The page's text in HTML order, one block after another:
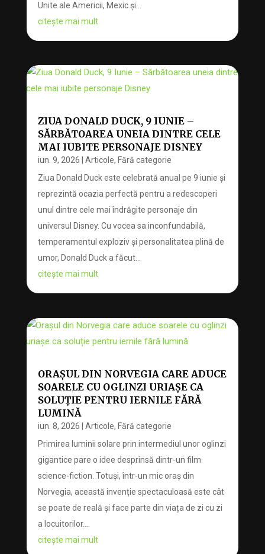
Unite ale Americii, Mexic și...
citește mai mult
ZIUA DONALD DUCK, 9 IUNIE –
SĂRBĂTOAREA UNEIA DINTRE CELE
MAI IUBITE PERSONAJE DISNEY
iun. 9, 2026 Articole, Fără categorie
Ziua Donald Duck este celebrată anual pe 9 iunie și
reprezintă ocazia perfectă pentru a redescoperi
unul dintre cele mai îndrăgite personaje din
universul Disney. Cu vocea sa inconfundabilă,
temperamentul exploziv și personalitatea plină de
umor, Donald Duck a făcut...
citește mai mult
ORAȘUL DIN NORVEGIA CARE ADUCE
SOARELE CU OGLINZI URIAȘE CA
SOLUȚIE PENTRU IERNILE FĂRĂ
LUMINĂ
iun. 8, 2026 | Articole, Fără categorie
Primirea luminii solare prin intermediul unor oglinzi
gigantice pare o idee desprinsă dintr-un film
science-fiction. Totuși, într-un mic oraș din
Norvegia, această invenție spectaculoasă este cât
se poate de reală și face parte din viața de zi cu zi
a locuitorilor....
citește mai mult